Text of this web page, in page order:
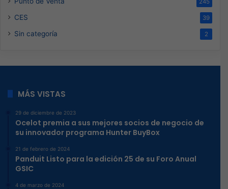
CES 39
Sin categoría 2
MÁS VISTAS
29 de diciembre de 2023
Ocelot premia a sus mejores socios de negocio de
su innovador programa Hunter BuyBox
21 de febrero de 2024
Panduit Listo para la edición 25 de su Foro Anual
GSIC
4 de marzo de 2024